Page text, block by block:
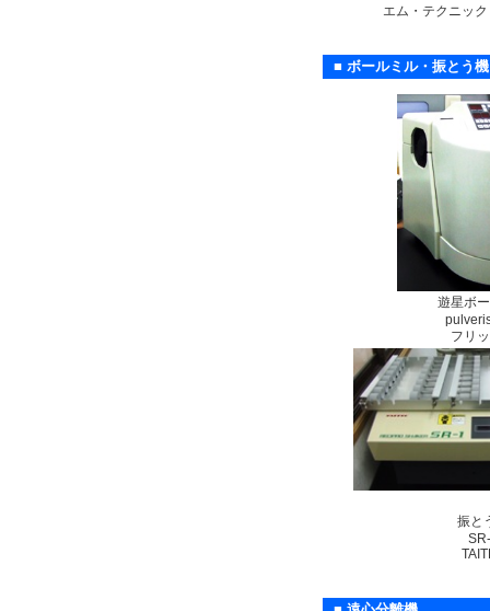
エム・テクニック
■ ボールミル・振とう機
遊星ボ
フリ
振と